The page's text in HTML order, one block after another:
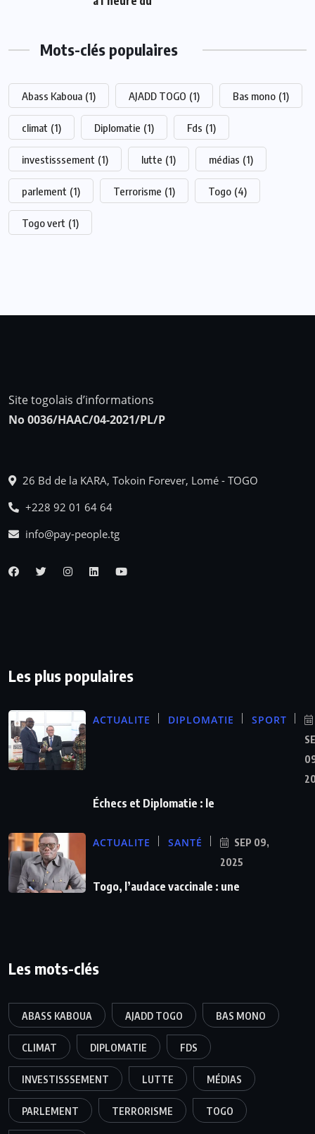
Mots-clés populaires
Abass Kaboua (1) AJADD TOGO (1) Bas mono (1)
climat (1) Diplomatie (1) Fds (1)
investisssement (1) lutte (1) médias (1)
parlement (1) Terrorisme (1) Togo (4)
Togo vert (1)
Site togolais d’informations
No 0036/HAAC/04-2021/PL/P
26 Bd de la KARA, Tokoin Forever, Lomé - TOGO
+228 92 01 64 64
info@pay-people.tg
Les plus populaires
ACTUALITE DIPLOMATIE SPORT
Échecs et Diplomatie : le
ACTUALITE SANTÉ
SEP 09,
2025
Togo, l’audace vaccinale : une
Les mots-clés
ABASS KABOUA AJADD TOGO BAS MONO
CLIMAT DIPLOMATIE FDS
INVESTISSSEMENT LUTTE MÉDIAS
PARLEMENT TERRORISME TOGO